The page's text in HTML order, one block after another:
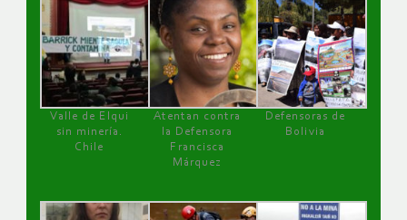
Valle de Elqui
sin minería.
Chile
Atentan contra
la Defensora
Francisca
Márquez
Defensoras de
Bolivia